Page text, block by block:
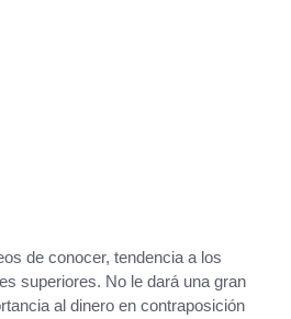
de conocer, tendencia a los
superiores. No le dará una gran
al dinero en contraposición